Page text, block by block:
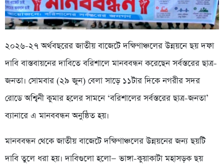
২০২৬-২৭ অর্থবছরের জাতীয় বাজেটে দক্ষিণাঞ্চলের উন্নয়নে ছয় দফা
দাবি বাস্তবায়নের দাবিতে বরিশালে মানববন্ধন করেছেন সর্বস্তরের ছাত্র-
জনতা। সোমবার (২৯ জুন) বেলা সাড়ে ১১টার দিকে নগরীর সদর
রোডে অশ্বিনী কুমার হলের সামনে ‘বরিশালের সর্বস্তরের ছাত্র-জনতা’
ব্যানারে এ মানববন্ধন অনুষ্ঠিত হয়।
মানববন্ধন থেকে জাতীয় বাজেটে দক্ষিণাঞ্চলের উন্নয়নের জন্য ছয়টি
দাবি তুলে ধরা হয়। দাবিগুলো হলো— ভাঙ্গা-কুয়াকাটা মহাসড়ক ছয়